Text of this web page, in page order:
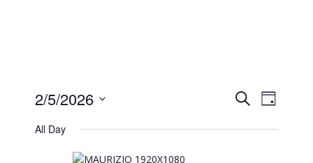
Events
Search
Search
Giorno
2/5/2026
date.
All Day